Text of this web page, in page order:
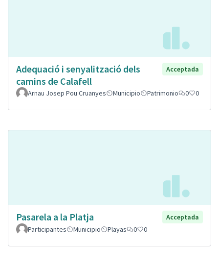
Adequació i senyalització dels
camins de Calafell
Acceptada
Arnau Josep Pou Cruanyes Municipio Patrimonio 0 0
Pasarela a la Platja
Acceptada
Participantes
Municipio Playas 0 0